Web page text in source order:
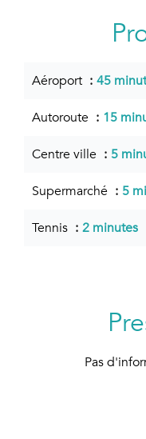
Aéroport 45
Autoroute 15
Centre ville 5
Supermarché 5
Tennis 2 minutes
Pas